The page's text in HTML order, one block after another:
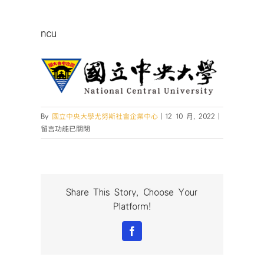
ncu
By 國立中央大學尤努斯社會企業中心 12 10 月, 2022
中
留言功能已關閉
Share This Story, Choose Your
Platform!
Facebook